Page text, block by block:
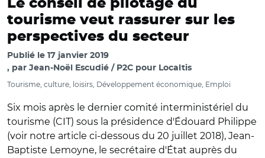
Le conseil de pilotage du
tourisme veut rassurer sur les
perspectives du secteur
Publié le 17 janvier 2019
par Jean-Noël Escudié / P2C pour Localtis
Tourisme, culture, loisirs, Développement économique, Emploi
Six mois après le dernier comité interministériel du
tourisme (CIT) sous la présidence d'Édouard Philippe
(voir notre article ci-dessous du 20 juillet 2018), Jean-
Baptiste Lemoyne, le secrétaire d'État auprès du